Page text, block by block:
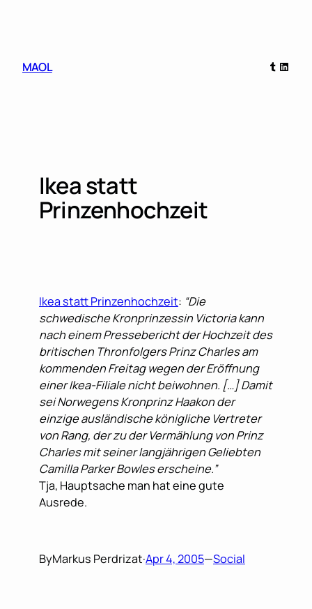
MAOL
Tumblr
Ikea statt
Prinzenhochzeit
Ikea statt Prinzenhochzeit: “Die
schwedische Kronprinzessin Victoria kann
nach einem Pressebericht der Hochzeit des
britischen Thronfolgers Prinz Charles am
kommenden Freitag wegen der Eröffnung
einer Ikea-Filiale nicht beiwohnen. […] Damit
sei Norwegens Kronprinz Haakon der
einzige ausländische königliche Vertreter
von Rang, der zu der Vermählung von Prinz
Charles mit seiner langjährigen Geliebten
Camilla Parker Bowles erscheine.”
Tja, Hauptsache man hat eine gute
Ausrede.
ByMarkus Perdrizat·Apr 4, 2005—Social